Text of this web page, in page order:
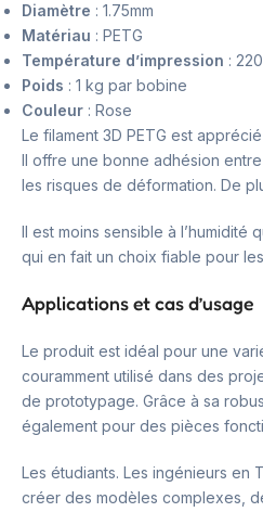
Diamètre : 1.75mm
Matériau : PETG
Température d’impression :
Poids : 1 kg par bobine
Couleur : Rose
Le filament 3D PETG est
Il offre une bonne adhésion
les risques de déformation. De
Il est moins sensible à l’humidité
qui en fait un choix fiable pour
Applications et cas d’usage
Le produit est idéal pour une
couramment utilisé dans des
de prototypage. Grâce à sa
également pour des pièces
Les étudiants. Les ingénieurs en
créer des modèles complexes,